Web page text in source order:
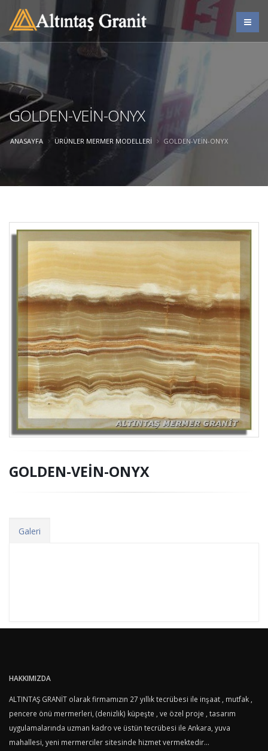
GOLDEN-VEİN-ONYX
ANASAYFA ÜRÜNLER MERMER MODELLERI GOLDEN-VEİN-ONYX
GOLDEN-VEİN-ONYX
Galeri
HAKKIMIZDA
ALTINTAŞ GRANİT olarak firmamızın 27 yıllık tecrübesi ile inşaat , mutfak ,
pencere önü mermerleri, (denizlik) küpeşte , ve özel proje , tasarım
uygulamalarında uzman kadro ve üstün tecrübesi ile Ankara, yuva
mahallesi, yeni mermerciler sitesinde hizmet vermektedir...